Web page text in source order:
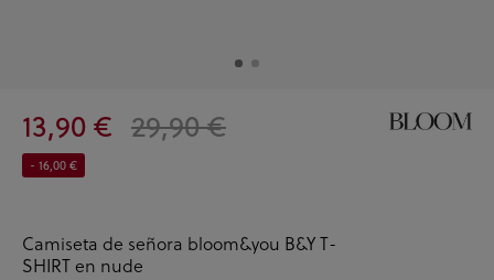
13,90 € 29,90 €
- 16,00 €
Camiseta de señora bloom&you B&Y T-
SHIRT en nude